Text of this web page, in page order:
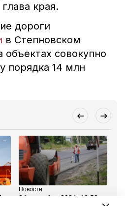
края.
дороги
в Степновском
объектах совокупно
порядка 14 млн
Новости
24 сентября 2024, 16:53